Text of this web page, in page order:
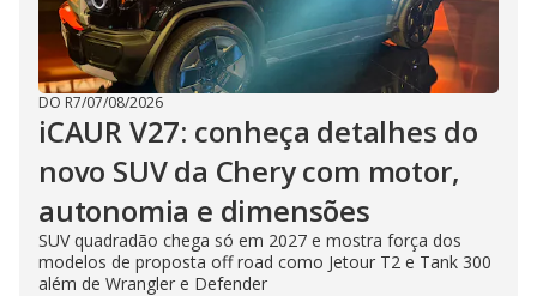
DO R7/07/08/2026
iCAUR V27: conheça detalhes do
novo SUV da Chery com motor,
autonomia e dimensões
SUV quadradão chega só em 2027 e mostra força dos
modelos de proposta off road como Jetour T2 e Tank 300
além de Wrangler e Defender